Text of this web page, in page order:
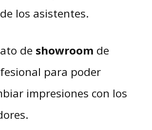
los asistentes.
de showroom de
para poder
impresiones con los